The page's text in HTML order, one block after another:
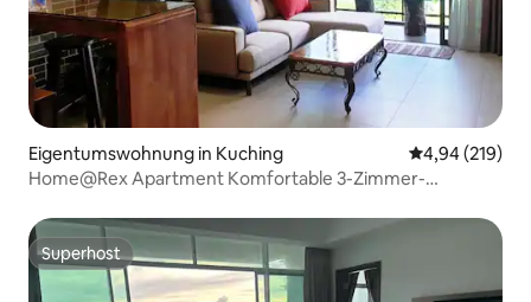
Eigentumswohnung in Kuching
4,94 (219)
Home@Rex Apartment Komfortable 3-Zimmer-
Superhost
Superhost